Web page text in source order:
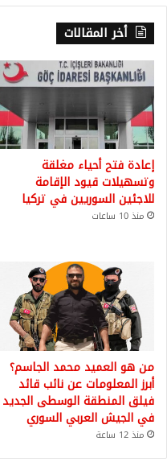
أخر المقالات
إعادة فتح أحياء مغلقة
وتسهيلات قيود الإقامة
للاجئين السوريين في تركيا
منذ 10 ساعات
من هو العميد محمد الجاسم؟
أبرز المعلومات عن نائب قائد
فيلق المنطقة الوسطى الجديد
في الجيش العربي السوري
منذ 12 ساعة